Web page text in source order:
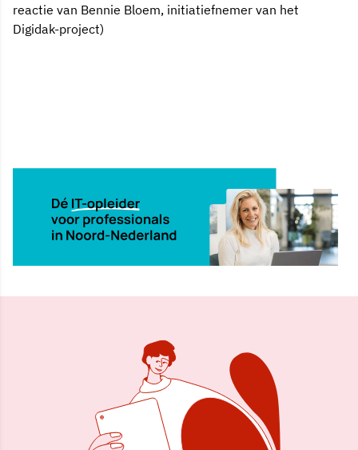
reactie van Bennie Bloem, initiatiefnemer van het
Digidak-project)
30 aug 2001, 00:00